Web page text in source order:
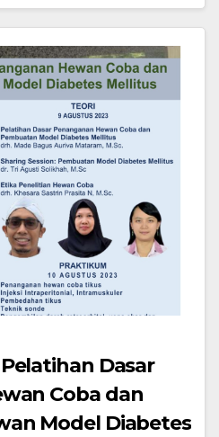
Dasar
Coba dan
Model Diabetes